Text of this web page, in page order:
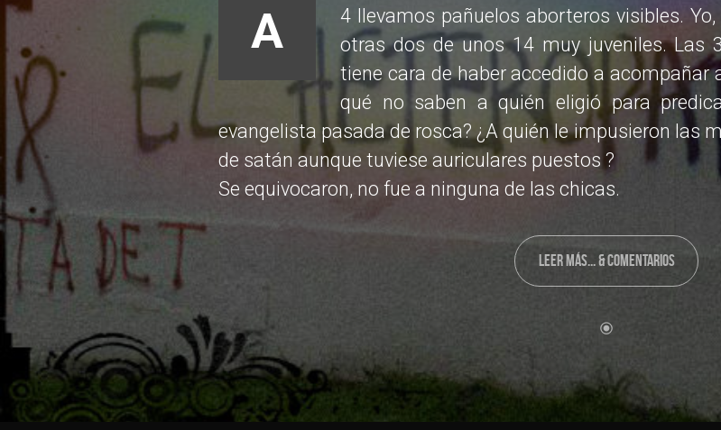
A
4 llevamos pañuelos aborteros visibles.
otras dos de unos 14 muy juveniles. Las
tiene cara de haber accedido a acompañar
qué no saben a quién eligió para
evangelista pasada de rosca? ¿A quién le impusieron las
de satán aunque tuviese auriculares puestos ?
Se equivocaron, no fue a ninguna de las chicas.
LEER MÁS... & COMENTARIOS